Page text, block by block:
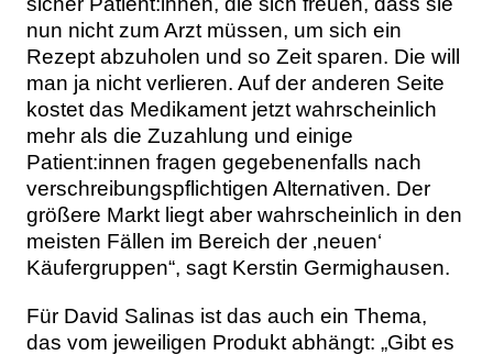
nun nicht zum Arzt müssen, um sich ein
Rezept abzuholen und so Zeit sparen. Die will
man ja nicht verlieren. Auf der anderen Seite
kostet das Medikament jetzt wahrscheinlich
mehr als die Zuzahlung und einige
Patient:innen fragen gegebenenfalls nach
verschreibungspflichtigen Alternativen. Der
größere Markt liegt aber wahrscheinlich in den
meisten Fällen im Bereich der ‚neuen‘
Käufergruppen“, sagt Kerstin Germighausen.
Für David Salinas ist das auch ein Thema,
das vom jeweiligen Produkt abhängt: „Gibt es